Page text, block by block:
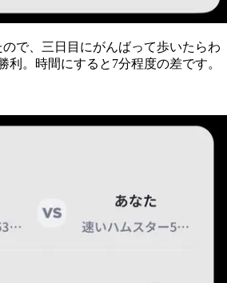
で、 三日目にがんばって歩いたらわ
利。 時間にすると7分程度の差です。